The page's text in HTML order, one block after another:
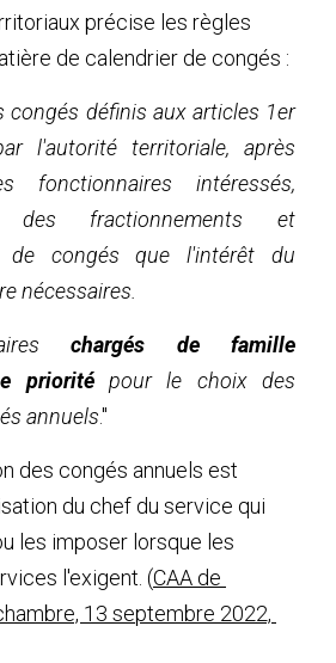
précise les règles
de calendrier de congés :
congés définis aux articles 1er
l'autorité territoriale, après
fonctionnaires intéressés,
fractionnements et
de congés que l'intérêt du
nécessaires.
chargés de famille
priorité pour le choix des
annuels."
des congés annuels est
du chef du service qui
les imposer lorsque les
l'exigent. (CAA de
13 septembre 2022,